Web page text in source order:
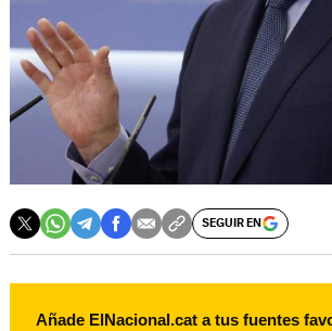
SEGUIR EN
Añade ElNacional.cat a tus fuentes